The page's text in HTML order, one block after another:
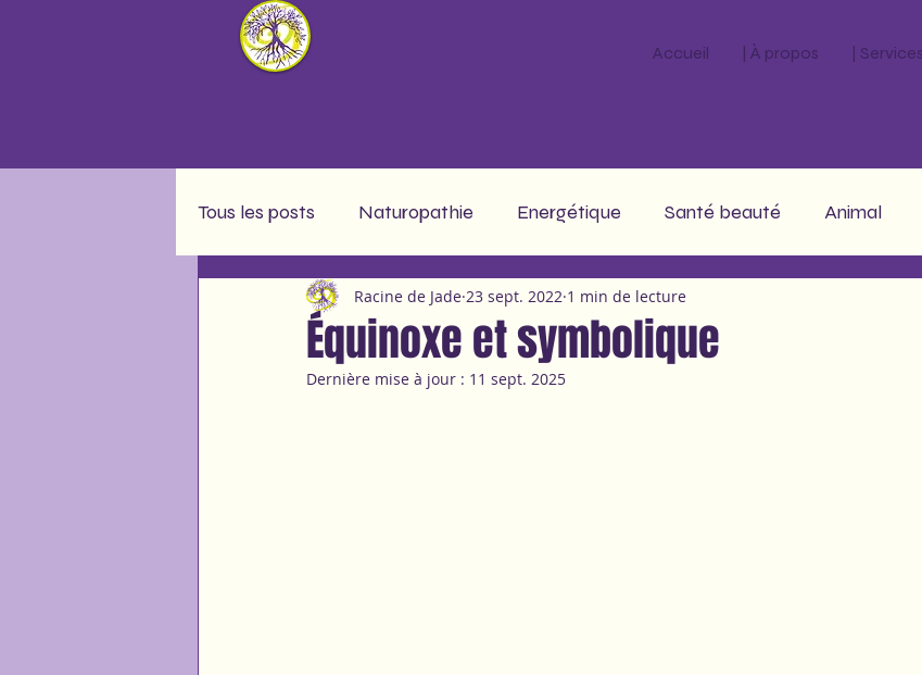
Accueil | À propos | Services
Tous les posts Naturopathie Energétique Santé beauté Animal
Message soin collectif Astro
Équinoxe et symbolique
Racine de Jade 23 sept. 2022 1 min de lecture
Dernière mise à jour : 11 sept. 2025